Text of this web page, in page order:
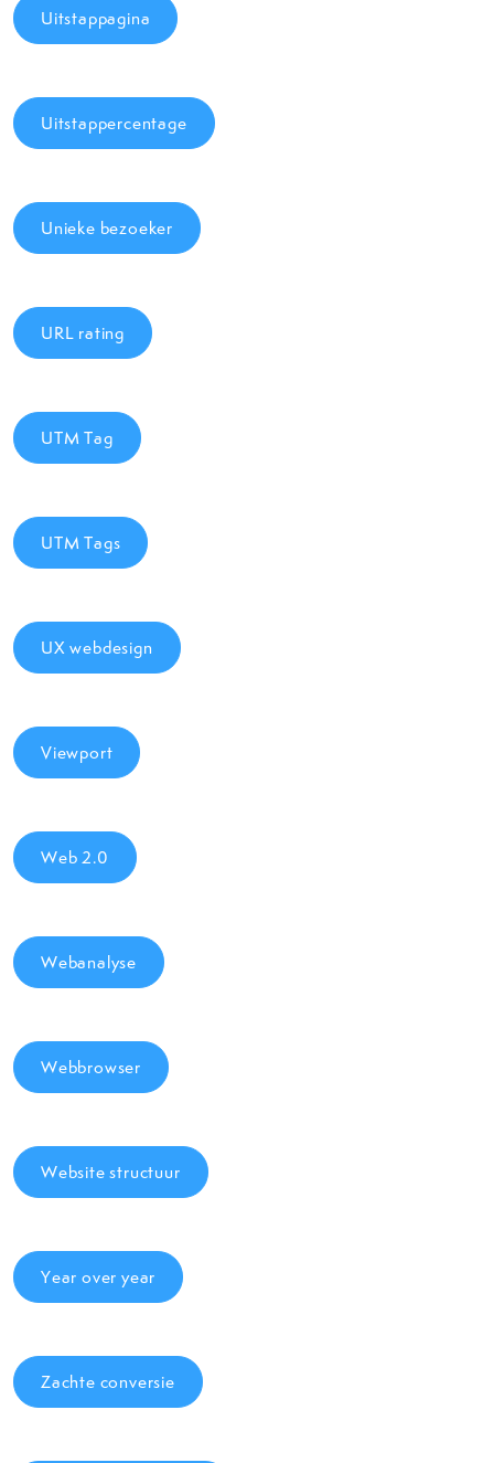
Uitstappagina
Uitstappercentage
Unieke bezoeker
URL rating
UTM Tag
UTM Tags
UX webdesign
Viewport
Web 2.0
Webanalyse
Webbrowser
Website structuur
Year over year
Zachte conversie